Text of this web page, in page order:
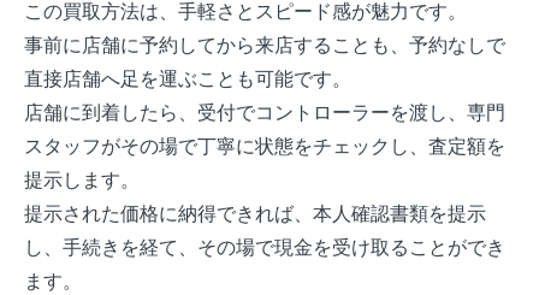
この買取方法は、手軽さとスピード感が魅力です。
事前に店舗に予約してから来店することも、予約なしで
直接店舗へ足を運ぶことも可能です。
店舗に到着したら、受付でコントローラーを渡し、専門
スタッフがその場で丁寧に状態をチェックし、査定額を
提示します。
提示された価格に納得できれば、本人確認書類を提示
し、手続きを経て、その場で現金を受け取ることができ
ます。